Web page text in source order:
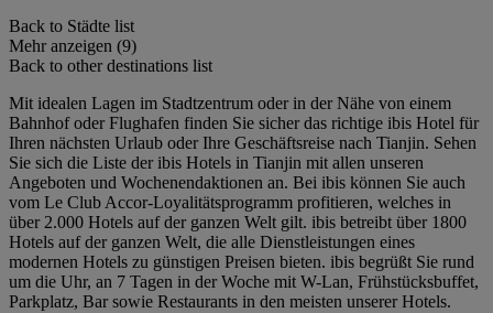
Back to Städte list
Mehr anzeigen (9)
Back to other destinations list
Mit idealen Lagen im Stadtzentrum oder in der Nähe von einem
Bahnhof oder Flughafen finden Sie sicher das richtige ibis Hotel für
Ihren nächsten Urlaub oder Ihre Geschäftsreise nach Tianjin. Sehen
Sie sich die Liste der ibis Hotels in Tianjin mit allen unseren
Angeboten und Wochenendaktionen an. Bei ibis können Sie auch
vom Le Club Accor-Loyalitätsprogramm profitieren, welches in
über 2.000 Hotels auf der ganzen Welt gilt. ibis betreibt über 1800
Hotels auf der ganzen Welt, die alle Dienstleistungen eines
modernen Hotels zu günstigen Preisen bieten. ibis begrüßt Sie rund
um die Uhr, an 7 Tagen in der Woche mit W-Lan, Frühstücksbuffet,
Parkplatz, Bar sowie Restaurants in den meisten unserer Hotels.